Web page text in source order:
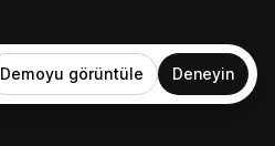
Demoyu görüntüle Deneyin